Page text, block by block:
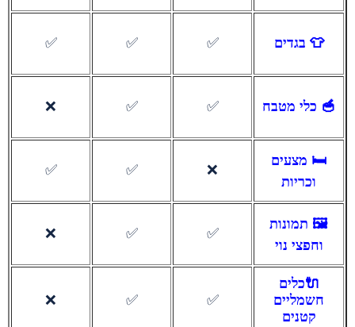
👕 בגדים ✅
✅
✅
🥣 כלי מטבח ✅
✅
❌
🛏️ מצעים
וכריות
❌
✅
✅
🖼️ תמונות
וחפצי נוי
✅
✅
❌
🔌כלים
חשמליים
קטנים
✅
✅
❌